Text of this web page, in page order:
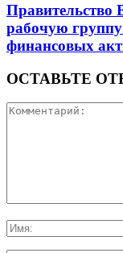
Правительство
рабочую
финансовых
ОСТАВЬТЕ